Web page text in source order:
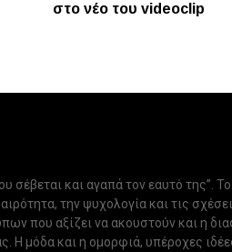
στο νέο του videoclip
σέβεται και αγαπά τον εαυτό της”.
την ψυχολογία και τις
που αξίζει να ακουστούν και η
Η μόδα και η ομορφιά, υπέροχες